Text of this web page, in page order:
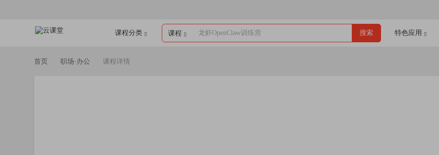
课程分类 课程 龙虾OpenClaw训练营 搜索 特色应用
首页 职场·办公 课程详情